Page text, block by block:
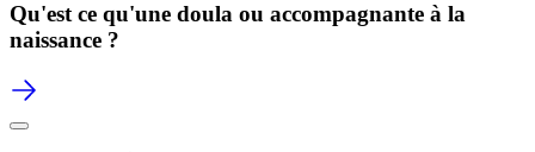
Qu'est ce qu'une doula ou accompagnante à la
naissance ?